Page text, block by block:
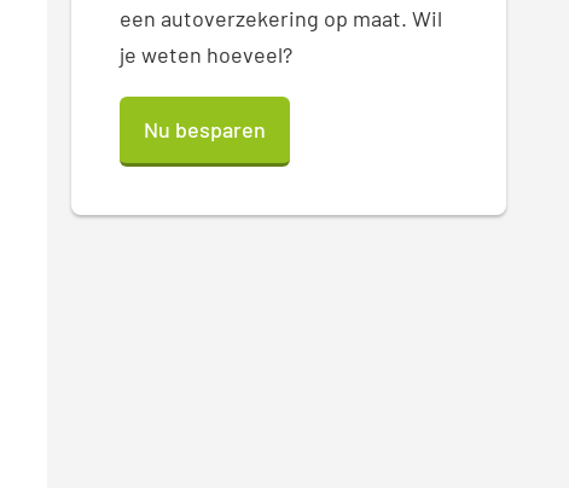
een autoverzekering op maat. Wil
je weten hoeveel?
Nu besparen